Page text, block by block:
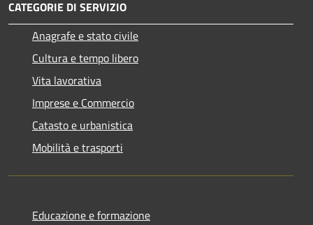
CATEGORIE DI SERVIZIO
Anagrafe e stato civile
Cultura e tempo libero
Vita lavorativa
Imprese e Commercio
Catasto e urbanistica
Mobilità e trasporti
Educazione e formazione